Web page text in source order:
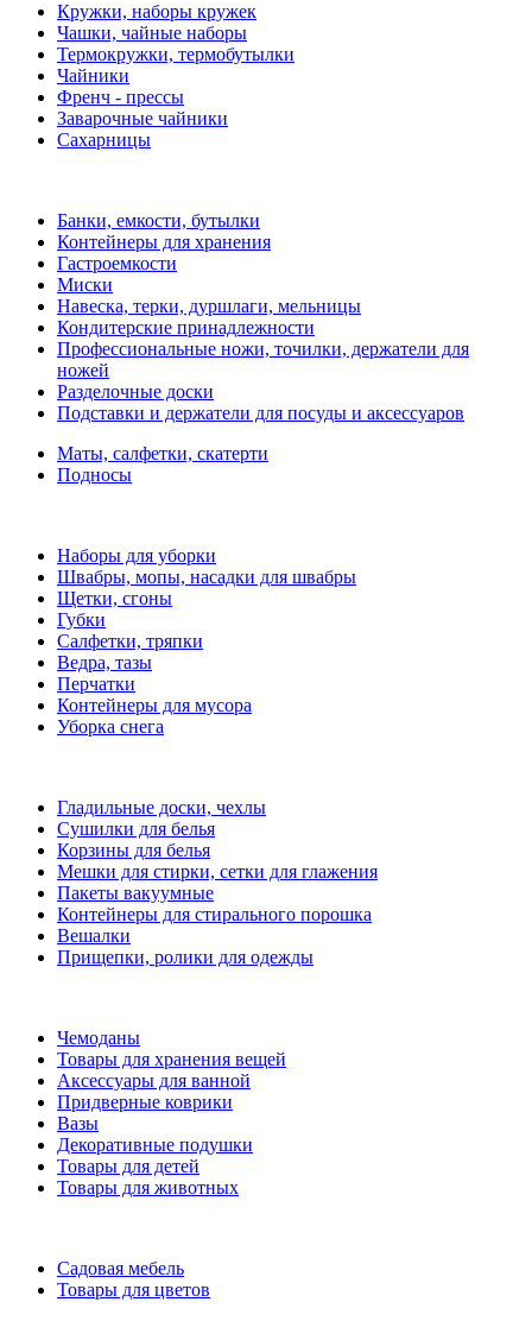
Кружки, наборы кружек
Чашки, чайные наборы
Термокружки, термобутылки
Чайники
Френч - прессы
Заварочные чайники
Сахарницы
Банки, емкости, бутылки
Контейнеры для хранения
Гастроемкости
Миски
Навеска, терки, дуршлаги, мельницы
Кондитерские принадлежности
Профессиональные ножи, точилки, держатели для
ножей
Разделочные доски
Подставки и держатели для посуды и аксессуаров
Маты, салфетки, скатерти
Подносы
Наборы для уборки
Швабры, мопы, насадки для швабры
Щетки, сгоны
Губки
Салфетки, тряпки
Ведра, тазы
Перчатки
Контейнеры для мусора
Уборка снега
Гладильные доски, чехлы
Сушилки для белья
Корзины для белья
Мешки для стирки, сетки для глажения
Пакеты вакуумные
Контейнеры для стирального порошка
Вешалки
Прищепки, ролики для одежды
Чемоданы
Товары для хранения вещей
Аксессуары для ванной
Придверные коврики
Вазы
Декоративные подушки
Товары для детей
Товары для животных
Садовая мебель
Товары для цветов